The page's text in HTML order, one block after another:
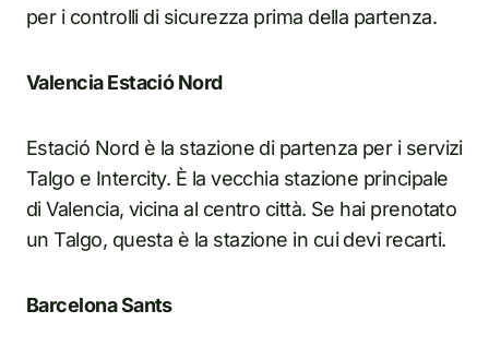
per i controlli di sicurezza prima della partenza.
Valencia Estació Nord
Estació Nord è la stazione di partenza per i servizi
Talgo e Intercity. È la vecchia stazione principale
di Valencia, vicina al centro città. Se hai prenotato
un Talgo, questa è la stazione in cui devi recarti.
Barcelona Sants